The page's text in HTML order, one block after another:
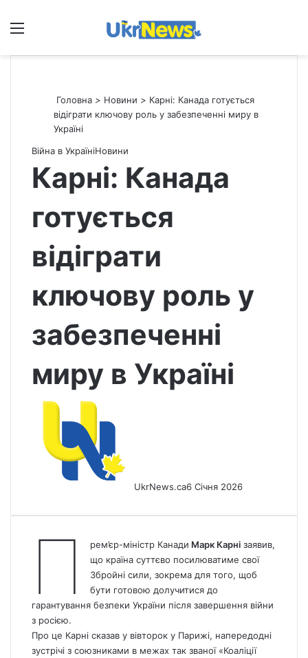
Меню
Головна > Новини > Карні: Канада готується
відіграти ключову роль у забезпеченні миру в
Україні
Війна в УкраїніНовини
Карні: Канада
готується
відіграти
ключову роль у
забезпеченні
миру в Україні
UkrNews.ca6 Січня 2026
П рем’єр-міністр Канади Марк Карнізаявив,
що країна суттєво посилюватиме свої
Збройні сили, зокрема для того, щоб
бути готовою долучитися до
гарантування безпеки України після завершення війни
з росією.
Про це Карні сказав у вівторок у Парижі, напередодні
зустрічі з союзниками в межах так званої «Коаліції